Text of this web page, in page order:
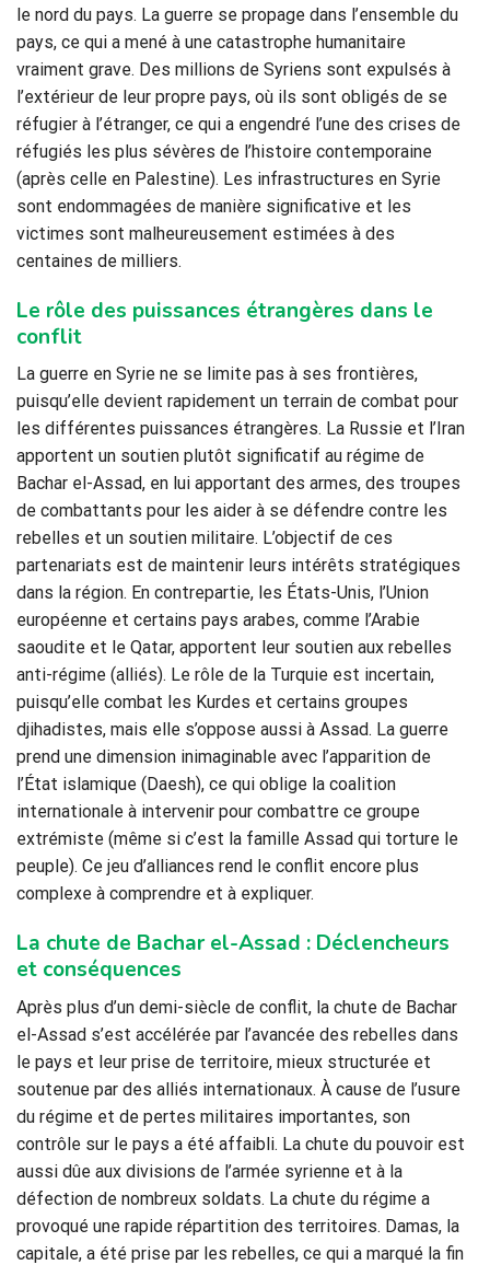
le nord du pays. La guerre se propage dans l’ensemble du
pays, ce qui a mené à une catastrophe humanitaire
vraiment grave. Des millions de Syriens sont expulsés à
l’extérieur de leur propre pays, où ils sont obligés de se
réfugier à l’étranger, ce qui a engendré l’une des crises de
réfugiés les plus sévères de l’histoire contemporaine
(après celle en Palestine). Les infrastructures en Syrie
sont endommagées de manière significative et les
victimes sont malheureusement estimées à des
centaines de milliers.
Le rôle des puissances étrangères dans le
conflit
La guerre en Syrie ne se limite pas à ses frontières,
puisqu’elle devient rapidement un terrain de combat pour
les différentes puissances étrangères. La Russie et l’Iran
apportent un soutien plutôt significatif au régime de
Bachar el-Assad, en lui apportant des armes, des troupes
de combattants pour les aider à se défendre contre les
rebelles et un soutien militaire. L’objectif de ces
partenariats est de maintenir leurs intérêts stratégiques
dans la région. En contrepartie, les États-Unis, l’Union
européenne et certains pays arabes, comme l’Arabie
saoudite et le Qatar, apportent leur soutien aux rebelles
anti-régime (alliés). Le rôle de la Turquie est incertain,
puisqu’elle combat les Kurdes et certains groupes
djihadistes, mais elle s’oppose aussi à Assad. La guerre
prend une dimension inimaginable avec l’apparition de
l’État islamique (Daesh), ce qui oblige la coalition
internationale à intervenir pour combattre ce groupe
extrémiste (même si c’est la famille Assad qui torture le
peuple). Ce jeu d’alliances rend le conflit encore plus
complexe à comprendre et à expliquer.
La chute de Bachar el-Assad : Déclencheurs
et conséquences
Après plus d’un demi-siècle de conflit, la chute de Bachar
el-Assad s’est accélérée par l’avancée des rebelles dans
le pays et leur prise de territoire, mieux structurée et
soutenue par des alliés internationaux. À cause de l’usure
du régime et de pertes militaires importantes, son
contrôle sur le pays a été affaibli. La chute du pouvoir est
aussi dûe aux divisions de l’armée syrienne et à la
défection de nombreux soldats. La chute du régime a
provoqué une rapide répartition des territoires. Damas, la
capitale, a été prise par les rebelles, ce qui a marqué la fin